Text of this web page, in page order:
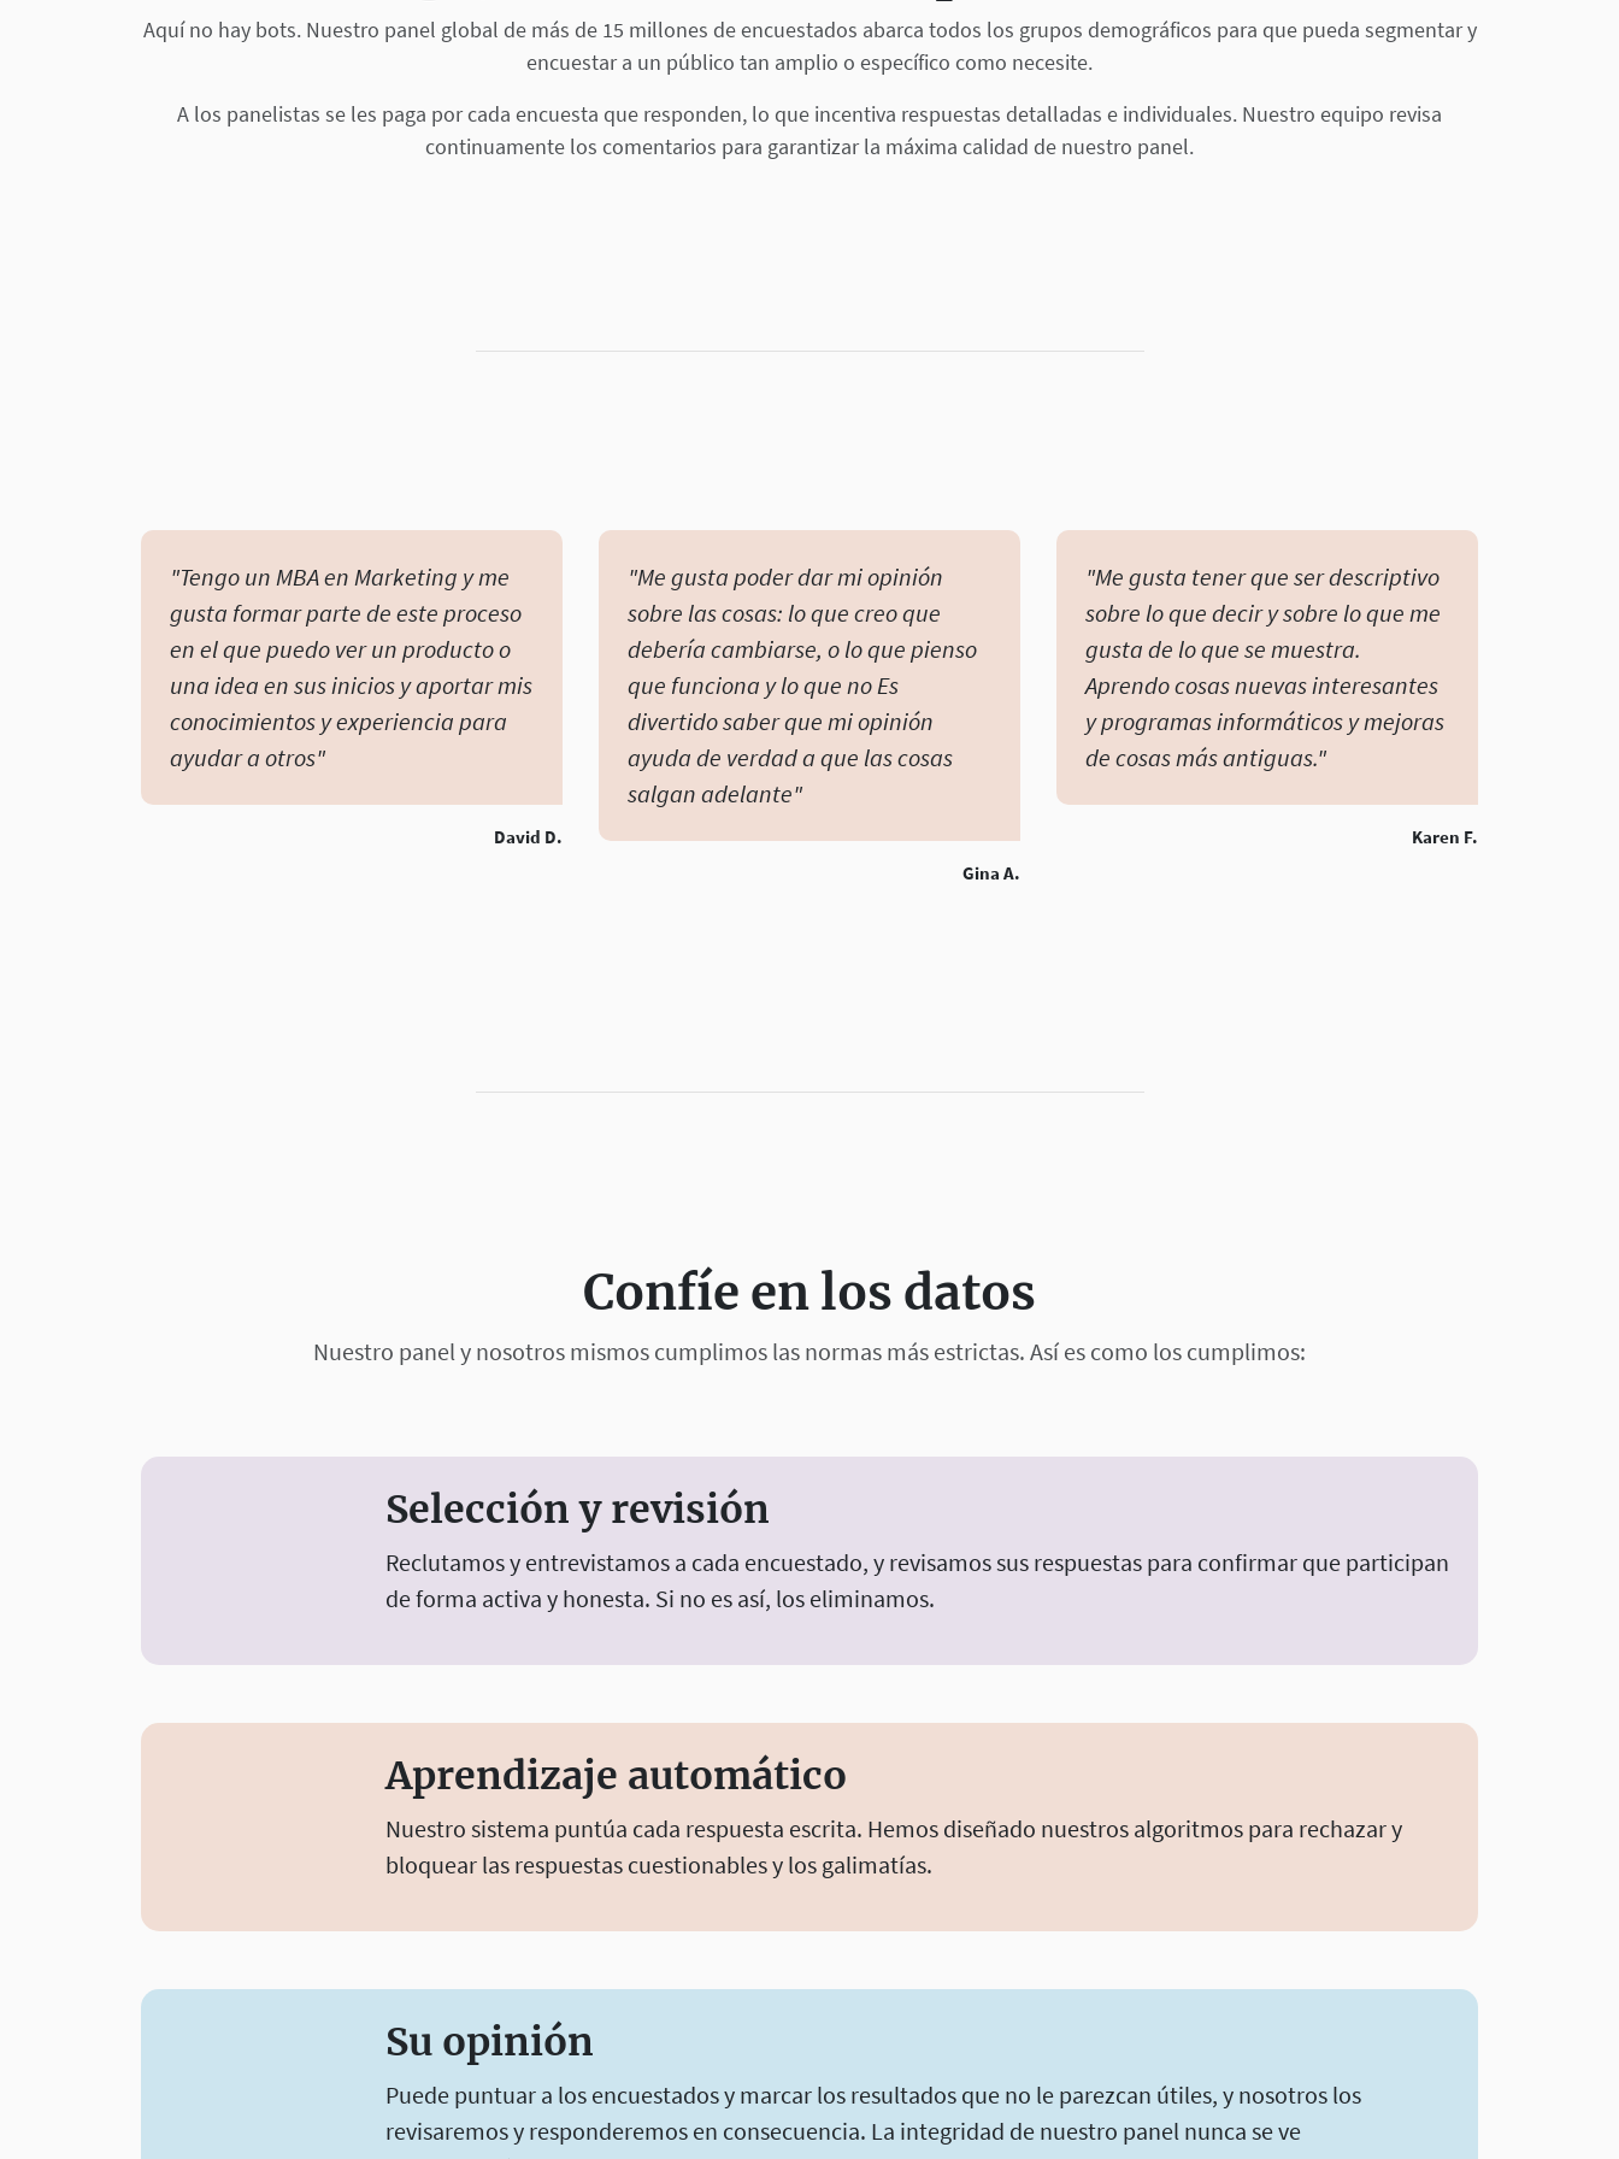
Aquí no hay bots. Nuestro panel global de más de 15 millones de encuestados abarca todos los grupos demográficos para que pueda segmentar y
encuestar a un público tan amplio o específico como necesite.
A los panelistas se les paga por cada encuesta que responden, lo que incentiva respuestas detalladas e individuales. Nuestro equipo revisa
continuamente los comentarios para garantizar la máxima calidad de nuestro panel.
"Tengo un MBA en Marketing y me
gusta formar parte de este proceso
en el que puedo ver un producto o
una idea en sus inicios y aportar mis
conocimientos y experiencia para
ayudar a otros"
David D.
"Me gusta poder dar mi opinión
sobre las cosas: lo que creo que
debería cambiarse, o lo que pienso
que funciona y lo que no Es
divertido saber que mi opinión
ayuda de verdad a que las cosas
salgan adelante"
Gina A.
"Me gusta tener que ser descriptivo
sobre lo que decir y sobre lo que me
gusta de lo que se muestra.
Aprendo cosas nuevas interesantes
y programas informáticos y mejoras
de cosas más antiguas."
Karen F.
Confíe en los datos
Nuestro panel y nosotros mismos cumplimos las normas más estrictas. Así es como los cumplimos:
Selección y revisión
Reclutamos y entrevistamos a cada encuestado, y revisamos sus respuestas para confirmar que participan
de forma activa y honesta. Si no es así, los eliminamos.
Aprendizaje automático
Nuestro sistema puntúa cada respuesta escrita. Hemos diseñado nuestros algoritmos para rechazar y
bloquear las respuestas cuestionables y los galimatías.
Su opinión
Puede puntuar a los encuestados y marcar los resultados que no le parezcan útiles, y nosotros los
revisaremos y responderemos en consecuencia. La integridad de nuestro panel nunca se ve